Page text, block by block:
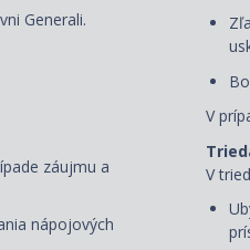
Generali.
záujmu a
nápojových
V
V